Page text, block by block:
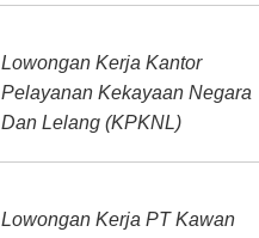
Lowongan Kerja Kantor
Pelayanan Kekayaan Negara
Dan Lelang (KPKNL)
Lowongan Kerja PT Kawan